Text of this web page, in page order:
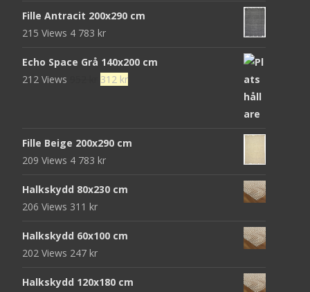
Fille Antracit 200x290 cm
215 Views 4 783 kr
Echo Space Grå 140x200 cm
212 Views
Det
952 kr.
312 krDet
312 kr.
Fille Beige 200x290 cm
209 Views 4 783 kr
Halkskydd 80x230 cm
206 Views 311 kr
Halkskydd 60x100 cm
202 Views 247 kr
Halkskydd 120x180 cm